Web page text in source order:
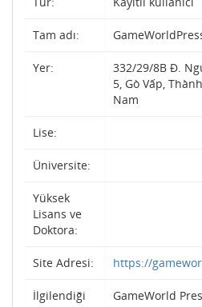
Tam adı:
Yer:
332/29/8B Đ.
5, Gò Vấp,
Nam
Lise:
Üniversite:
Yüksek
Lisans ve
Doktora:
Site Adresi: https://
İlgilendiği
GameWorld